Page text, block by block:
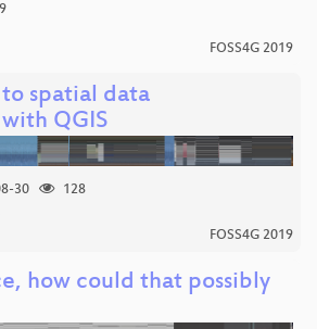
FOSS4G 2019
spatial data
QGIS
30
128
FOSS4G 2019
how could that possibly